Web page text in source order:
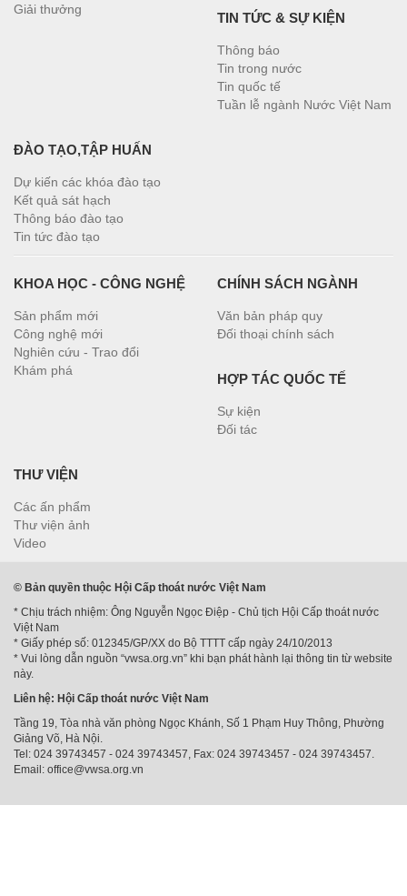
Giải thưởng
TIN TỨC & SỰ KIỆN
Thông báo
Tin trong nước
Tin quốc tế
Tuần lễ ngành Nước Việt Nam
ĐÀO TẠO,TẬP HUẤN
Dự kiến các khóa đào tạo
Kết quả sát hạch
Thông báo đào tạo
Tin tức đào tạo
KHOA HỌC - CÔNG NGHỆ
Sản phẩm mới
Công nghệ mới
Nghiên cứu - Trao đổi
Khám phá
CHÍNH SÁCH NGÀNH
Văn bản pháp quy
Đối thoại chính sách
HỢP TÁC QUỐC TẾ
Sự kiện
Đối tác
THƯ VIỆN
Các ấn phẩm
Thư viện ảnh
Video
© Bản quyền thuộc Hội Cấp thoát nước Việt Nam
* Chịu trách nhiệm: Ông Nguyễn Ngọc Điệp - Chủ tịch Hội Cấp thoát nước
Việt Nam
* Giấy phép số: 012345/GP/XX do Bộ TTTT cấp ngày 24/10/2013
* Vui lòng dẫn nguồn “vwsa.org.vn” khi bạn phát hành lại thông tin từ website
này.
Liên hệ: Hội Cấp thoát nước Việt Nam
Tầng 19, Tòa nhà văn phòng Ngọc Khánh, Số 1 Phạm Huy Thông, Phường
Giảng Võ, Hà Nội.
Tel: 024 39743457 - 024 39743457, Fax: 024 39743457 - 024 39743457.
Email: office@vwsa.org.vn